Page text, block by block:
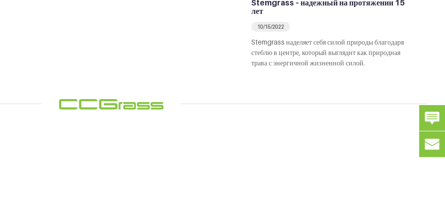
Stemgrass – надежный на протяжении 15
лет
10/15/2022
Stemgrass наделяет себя силой природы благодаря
стеблю в центре, который выглядит как природная
трава с энергичной жизненной силой.